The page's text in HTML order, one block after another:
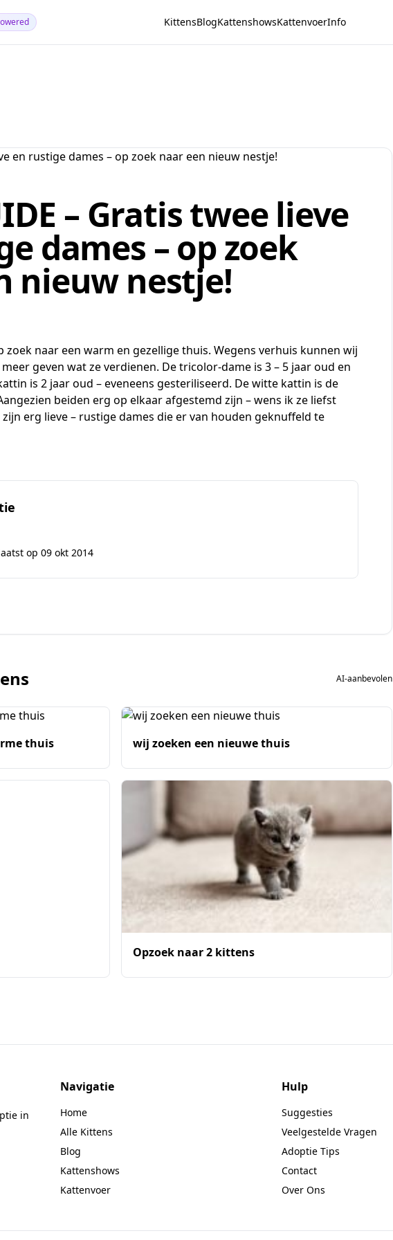
KittensBlogKattenshowsKattenvoerInfo
– Gratis twee lieve
dames – op zoek
nieuw nestje!
zoek naar een warm en gezellige thuis. Wegens verhuis kunnen wij
geven wat ze verdienen. De tricolor-dame is 3 – 5 jaar oud en
is 2 jaar oud – eveneens gesteriliseerd. De witte kattin is de
beiden erg op elkaar afgestemd zijn – wens ik ze liefst
erg lieve – rustige dames die er van houden geknuffeld te
op 09 okt 2014
AI-aanbevolen
thuis wij zoeken een nieuwe thuis
Opzoek naar 2 kittens
in
Navigatie
Home
Alle Kittens
Blog
Kattenshows
Kattenvoer
Hulp
Suggesties
Veelgestelde Vragen
Adoptie Tips
Contact
Over Ons